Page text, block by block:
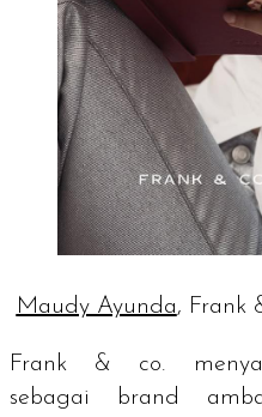
Maudy Ayunda, Frank
Frank & co.
sebagai
brand